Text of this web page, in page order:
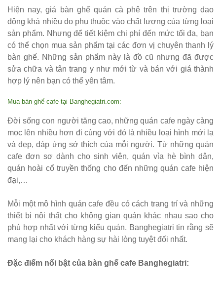
trà sữa nhà
hàng gỗ
cao su
chân sắt
ghế gỗ ash
cho quán
cafe, quán
ăn sân
vườn, ban
thượng
Set bàn ghế
tiếp khách
văn phòng
Hiện nay, giá bàn ghế quán cà phê trên thị trường dao
động khá nhiều do phụ thuộc vào chất lượng của từng loại
sản phẩm. Nhưng để tiết kiệm chi phí đến mức tối đa, bạn
có thể chọn mua sản phẩm tại các đơn vị chuyên thanh lý
bàn ghế. Những sản phẩm này là đồ cũ nhưng đã được
sửa chữa và tân trang y như mới từ và bán với giá thành
hợp lý nên bạn có thể yên tâm.
Mua bàn ghế cafe tại Banghegiatri.com:
Đời sống con người tăng cao, những quán cafe ngày càng
mọc lên nhiều hơn đi cùng với đó là nhiều loại hình mới lạ
và đẹp, đáp ứng sở thích của mỗi người. Từ những quán
cafe đơn sơ dành cho sinh viên, quán vỉa hè bình dân,
quán hoài cổ truyền thống cho đến những quán cafe hiện
đại,…
Mỗi một mô hình quán cafe đều có cách trang trí và những
thiết bị nội thất cho không gian quán khác nhau sao cho
phù hợp nhất với từng kiểu quán. Banghegiatri tin rằng sẽ
mang lại cho khách hàng sự hài lòng tuyệt đối nhất.
Đặc điểm nổi bật của bàn ghế cafe Banghegiatri: